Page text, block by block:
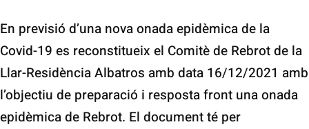
En previsió d’una nova onada epidèmica de la
Covid-19 es reconstitueix el Comitè de Rebrot de la
Llar-Residència Albatros amb data 16/12/2021 amb
l’objectiu de preparació i resposta front una onada
epidèmica de Rebrot. El document té per